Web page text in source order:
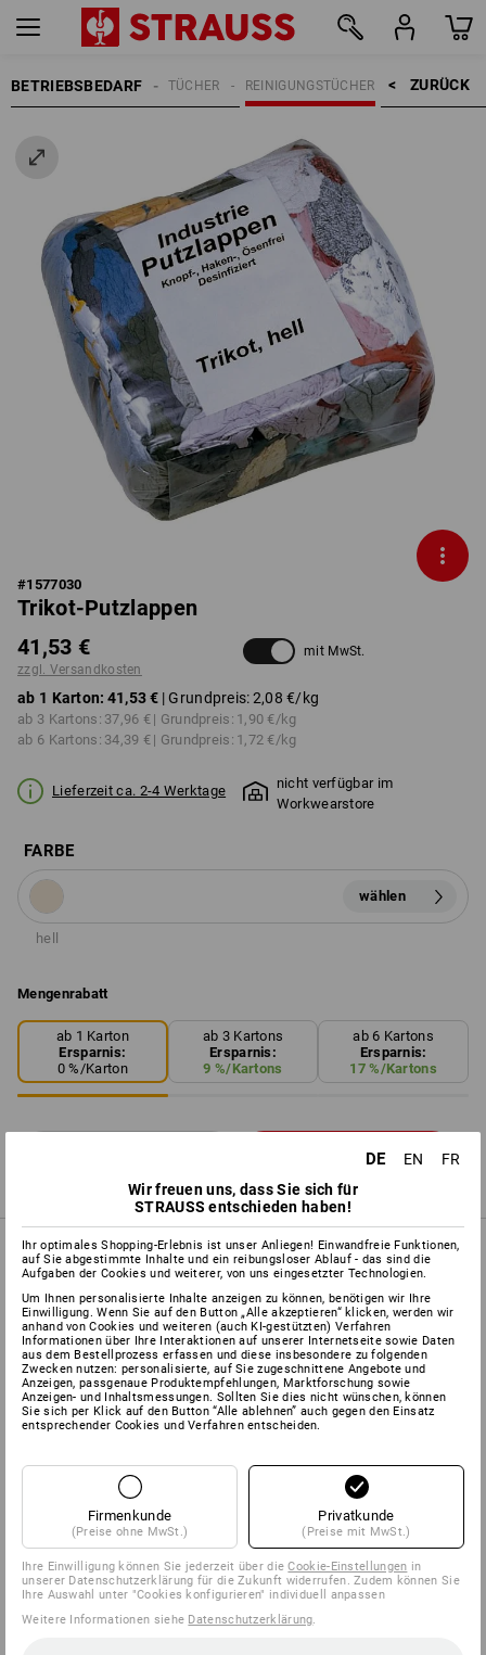
BETRIEBSBEDARF ZURÜCK    >
REINIGUNGSTÜCHER
TÜCHER
REINIGUNG
#1577030
Trikot-Putzlappen
41,53 €
zzgl. Versandkosten
mit MwSt.
ab 1 Karton: 41,53 € | Grundpreis:2,08 €/kg
ab 3 Kartons: 37,96 € | Grundpreis: 1,90 €/kg
ab 6 Kartons: 34,39 € | Grundpreis: 1,72 €/kg
Lieferzeit ca. 2-4 Werktage
nicht verfügbar im
Workwearstore
FARBE
wählen
hell
Mengenrabatt
ab 1 Karton
Ersparnis:
0 %/Karton
ab 3 Kartons
Ersparnis:
9 %/Kartons
ab 6 Kartons
Ersparnis:
17%/Kartons
PRODUKTINFO
BESCHREIBUNG
Knopf-, haken und ösenfrei, desinfiziert.
Materialzusammensetzung je Lieferung unterschiedlich.
Im günstigen 20 kg-Karton.
Herstellerinformation:
MTS Euro Products B.V | Heldringstraat
4 a ZW | NL 3144 CG Maassluis | info@europroducts.nl
DE EN
FR
Wir freuen uns, dass Sie sich für
STRAUSS entschieden haben!
Ihr optimales Shopping-Erlebnis ist unser Anliegen! Einwandfreie Funktionen,
auf Sie abgestimmte Inhalte und ein reibungsloser Ablauf - das sind die
Aufgaben der Cookies und weiterer, von uns eingesetzter Technologien.
Um Ihnen personalisierte Inhalte anzeigen zu können, benötigen wir Ihre
Einwilligung. Wenn Sie auf den Button „Alle akzeptieren“ klicken, werden wir
anhand von Cookies und weiteren (auch KI-gestützten) Verfahren
Informationen über Ihre Interaktionen auf unserer Internetseite sowie Daten
aus dem Bestellprozess erfassen und diese insbesondere zu folgenden
Zwecken nutzen: personalisierte, auf Sie zugeschnittene Angebote und
Anzeigen, passgenaue Produktempfehlungen, Marktforschung sowie
Anzeigen- und Inhaltsmessungen. Sollten Sie dies nicht wünschen, können
Sie sich per Klick auf den Button “Alle ablehnen” auch gegen den Einsatz
entsprechender Cookies und Verfahren entscheiden.
Firmenkunde
(Preise ohne MwSt.)
Privatkunde
(Preise mit MwSt.)
Ihre Einwilligung können Sie jederzeit über dieCookie-Einstellungen in
unserer Datenschutzerklärung für die Zukunft widerrufen. Zudem können Sie
Ihre Auswahl unter "Cookies konfigurieren" individuell anpassen
Weitere Informationen siehe Datenschutzerklärung.